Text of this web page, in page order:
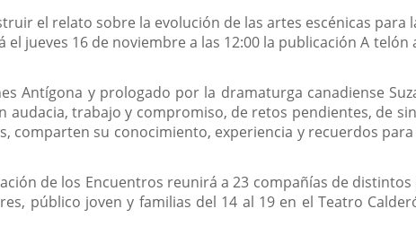
el relato sobre la evolución de las artes escénicas para
jueves 16 de noviembre a las 12:00 la publicación A
Antígona y prologado por la dramaturga canadiense
trabajo y compromiso, de retos pendientes, de
comparten su conocimiento, experiencia y recuerdos
de los Encuentros reunirá a 23 compañías de
público joven y familias del 14 al 19 en el Teatro